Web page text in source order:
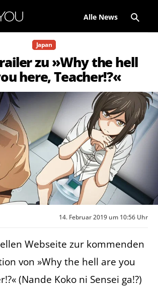
Alle News
Japan
zu »Why the hell
here, Teacher!?«
14. Februar 2019 um 10:56 Uhr
Webseite zur kommenden
von »Why the hell are you
(Nande Koko ni Sensei ga!?)